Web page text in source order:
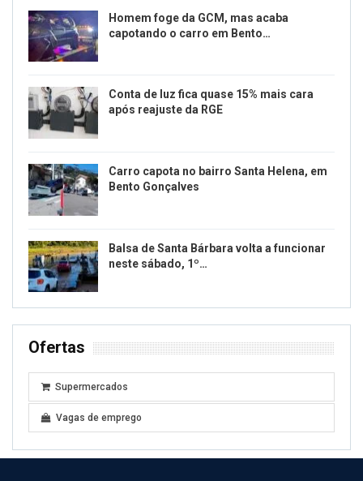
Homem foge da GCM, mas acaba
capotando o carro em Bento…
Conta de luz fica quase 15% mais cara
após reajuste da RGE
Carro capota no bairro Santa Helena, em
Bento Gonçalves
Balsa de Santa Bárbara volta a funcionar
neste sábado, 1º…
Ofertas
Supermercados
Vagas de emprego